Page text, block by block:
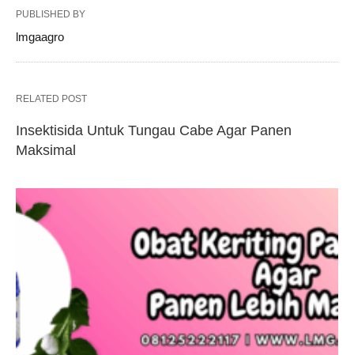
PUBLISHED BY
lmgaagro
RELATED POST
Insektisida Untuk Tungau Cabe Agar Panen
Maksimal